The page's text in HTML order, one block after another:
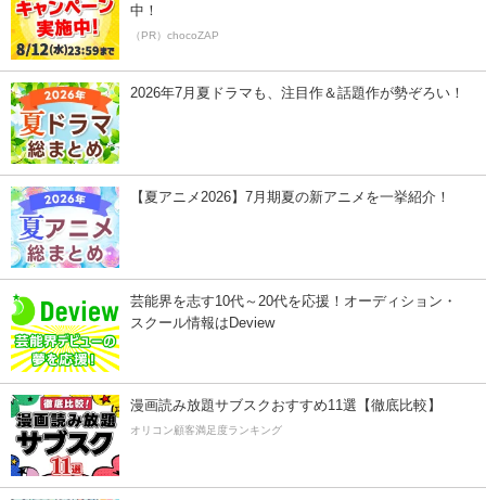
中！
（PR）chocoZAP
2026年7月夏ドラマも、注目作＆話題作が勢ぞろい！
【夏アニメ2026】7月期夏の新アニメを一挙紹介！
芸能界を志す10代～20代を応援！オーディション・
スクール情報はDeview
漫画読み放題サブスクおすすめ11選【徹底比較】
オリコン顧客満足度ランキング